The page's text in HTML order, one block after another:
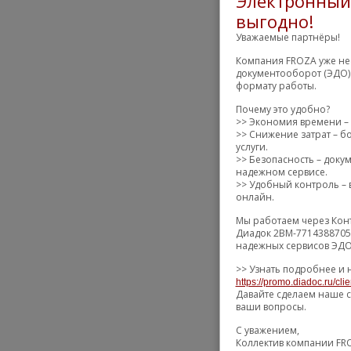
выгодно!
Уважаемые партнёры!
Компания FROZA уже
документооборот
формату работы.
Почему это удобно?
>> Экономия времени –
>> Снижение затрат –
услуги.
>> Безопасность –
надежном сервисе.
>> Удобный контроль –
онлайн.
Мы работаем через
Диадок 2BM-
надежных сервисов
>> Узнать подробнее и
https://promo.diadoc.ru/
Давайте сделаем наше
ваши вопросы.
С уважением,
Коллектив компании